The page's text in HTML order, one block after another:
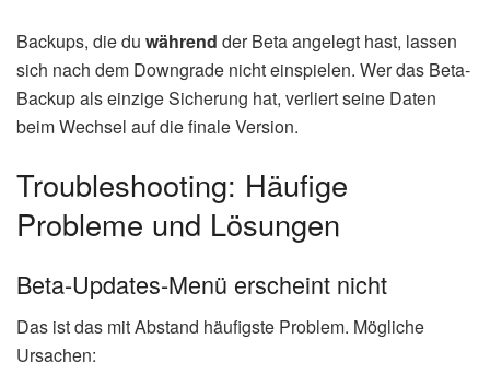
Backups, die du während der Beta angelegt hast, lassen
sich nach dem Downgrade nicht einspielen. Wer das Beta-
Backup als einzige Sicherung hat, verliert seine Daten
beim Wechsel auf die finale Version.
Troubleshooting: Häufige
Probleme und Lösungen
Beta-Updates-Menü erscheint nicht
Das ist das mit Abstand häufigste Problem. Mögliche
Ursachen: